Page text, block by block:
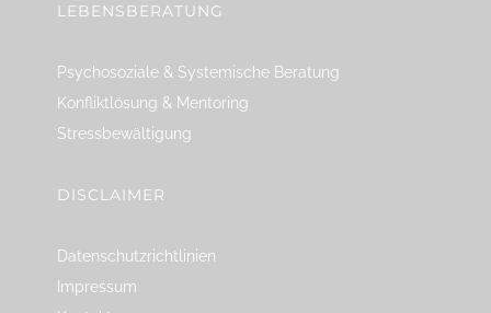
LEBENSBERATUNG
Psychosoziale & Systemische Beratung
Konfliktlösung & Mentoring
Stressbewältigung
DISCLAIMER
Datenschutzrichtlinien
Impressum